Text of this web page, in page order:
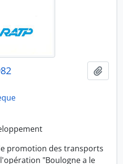
promotion des transports
"Boulogne a le